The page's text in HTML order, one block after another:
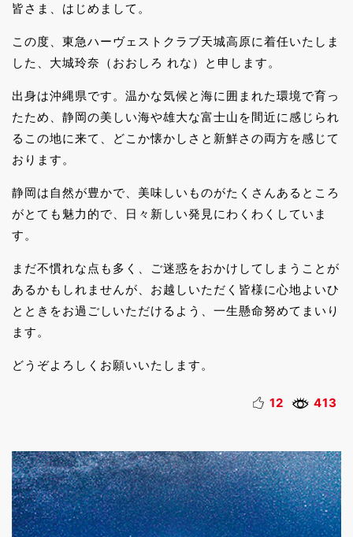
皆さま、はじめまして。
この度、東急ハーヴェストクラブ天城高原に着任いたしま
した、大城玲奈（おおしろ れな）と申します。
出身は沖縄県です。温かな気候と海に囲まれた環境で育っ
たため、静岡の美しい海や雄大な富士山を間近に感じられ
るこの地に来て、どこか懐かしさと新鮮さの両方を感じて
おります。
静岡は自然が豊かで、美味しいものがたくさんあるところ
がとても魅力的で、日々新しい発見にわくわくしていま
す。
まだ不慣れな点も多く、ご迷惑をおかけしてしまうことが
あるかもしれませんが、お越しいただく皆様に心地よいひ
とときをお過ごしいただけるよう、一生懸命努めてまいり
ます。
どうぞよろしくお願いいたします。
12 413